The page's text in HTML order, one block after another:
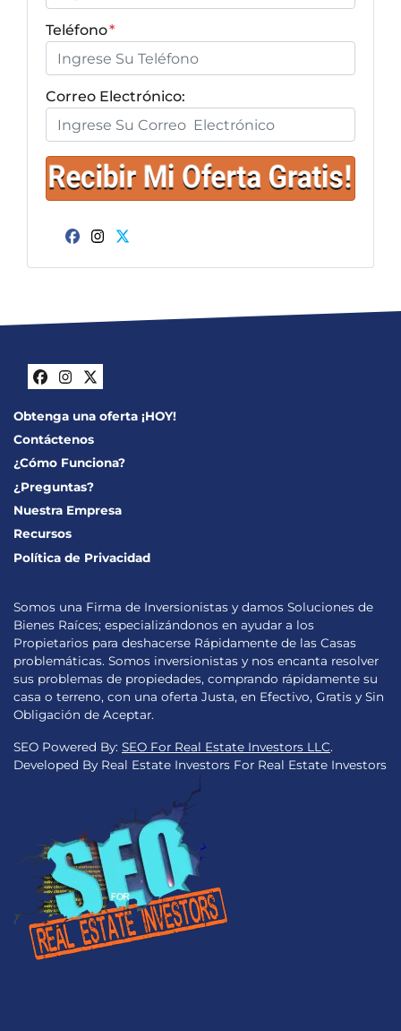
Teléfono*
Correo Electrónico:
Facebook
Facebook
Instagram
Twitter
Obtenga una oferta ¡HOY!
Contáctenos
¿Cómo Funciona?
¿Preguntas?
Nuestra Empresa
Recursos
Política de Privacidad
Somos una Firma de Inversionistas y damos Soluciones de
Bienes Raíces; especializándonos en ayudar a los
Propietarios para deshacerse Rápidamente de las Casas
problemáticas. Somos inversionistas y nos encanta resolver
sus problemas de propiedades, comprando rápidamente su
casa o terreno, con una oferta Justa, en Efectivo, Gratis y Sin
Obligación de Aceptar.
SEO Powered By: SEO For Real Estate Investors LLC.
Developed By Real Estate Investors For Real Estate Investors